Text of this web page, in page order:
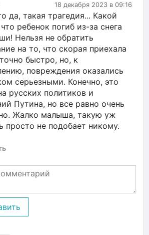
18 декабря 2023 в 09:16
да, такая трагедия... Какой
ребенок погиб из-за снега
Нельзя не обратить
на то, что скорая приехала
быстро, но, к
повреждения оказались
серьезными. Конечно, это
русских политиков и
Путина, но все равно очень
Жалко малыша, такую уж
просто не подобает никому.